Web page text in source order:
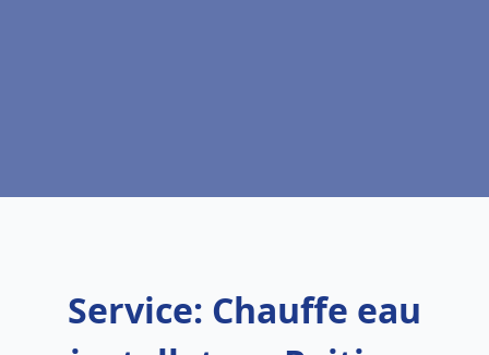
Service: Chauffe eau